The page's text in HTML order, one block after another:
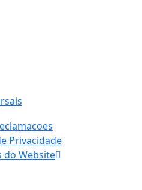
Privacidade
do Website